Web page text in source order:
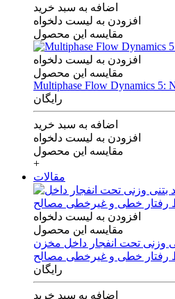
اضافه به سبد خرید
افزودن به لیست دلخواه
مقایسه این محصول
افزودن به لیست دلخواه
مقایسه این محصول
Multiphase Flow Dynamics 5:
رایگان
اضافه به سبد خرید
افزودن به لیست دلخواه
مقایسه این محصول
+
مقالات
افزودن به لیست دلخواه
مقایسه این محصول
وزنی تحت انفجار داخل مخزن
رفتار خطی و غیرخطی مصالح
رایگان
اضافه به سبد خرید